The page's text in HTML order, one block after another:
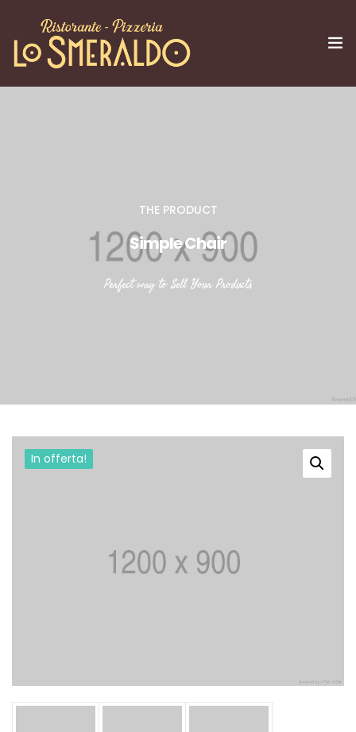
THE PRODUCT
Simple Chair
Perfect way to Sell Your Products
In offerta!